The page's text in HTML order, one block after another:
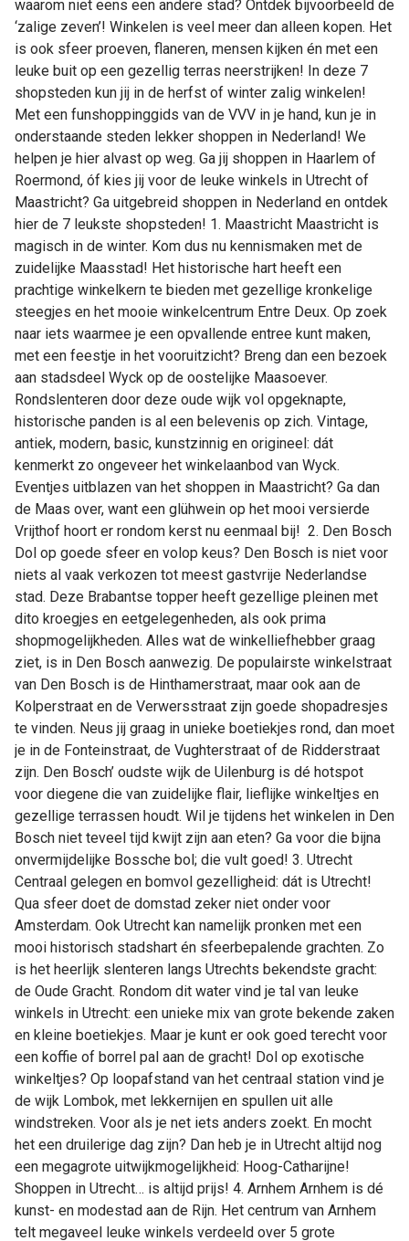
waarom niet eens een andere stad? Ontdek bijvoorbeeld de
‘zalige zeven’! Winkelen is veel meer dan alleen kopen. Het
is ook sfeer proeven, flaneren, mensen kijken én met een
leuke buit op een gezellig terras neerstrijken! In deze 7
shopsteden kun jij in de herfst of winter zalig winkelen!
Met een funshoppinggids van de VVV in je hand, kun je in
onderstaande steden lekker shoppen in Nederland! We
helpen je hier alvast op weg. Ga jij shoppen in Haarlem of
Roermond, óf kies jij voor de leuke winkels in Utrecht of
Maastricht? Ga uitgebreid shoppen in Nederland en ontdek
hier de 7 leukste shopsteden! 1. Maastricht Maastricht is
magisch in de winter. Kom dus nu kennismaken met de
zuidelijke Maasstad! Het historische hart heeft een
prachtige winkelkern te bieden met gezellige kronkelige
steegjes en het mooie winkelcentrum Entre Deux. Op zoek
naar iets waarmee je een opvallende entree kunt maken,
met een feestje in het vooruitzicht? Breng dan een bezoek
aan stadsdeel Wyck op de oostelijke Maasoever.
Rondslenteren door deze oude wijk vol opgeknapte,
historische panden is al een belevenis op zich. Vintage,
antiek, modern, basic, kunstzinnig en origineel: dát
kenmerkt zo ongeveer het winkelaanbod van Wyck.
Eventjes uitblazen van het shoppen in Maastricht? Ga dan
de Maas over, want een glühwein op het mooi versierde
Vrijthof hoort er rondom kerst nu eenmaal bij! 2. Den Bosch
Dol op goede sfeer en volop keus? Den Bosch is niet voor
niets al vaak verkozen tot meest gastvrije Nederlandse
stad. Deze Brabantse topper heeft gezellige pleinen met
dito kroegjes en eetgelegenheden, als ook prima
shopmogelijkheden. Alles wat de winkelliefhebber graag
ziet, is in Den Bosch aanwezig. De populairste winkelstraat
van Den Bosch is de Hinthamerstraat, maar ook aan de
Kolperstraat en de Verwersstraat zijn goede shopadresjes
te vinden. Neus jij graag in unieke boetiekjes rond, dan moet
je in de Fonteinstraat, de Vughterstraat of de Ridderstraat
zijn. Den Bosch’ oudste wijk de Uilenburg is dé hotspot
voor diegene die van zuidelijke flair, lieflijke winkeltjes en
gezellige terrassen houdt. Wil je tijdens het winkelen in Den
Bosch niet teveel tijd kwijt zijn aan eten? Ga voor die bijna
onvermijdelijke Bossche bol; die vult goed! 3. Utrecht
Centraal gelegen en bomvol gezelligheid: dát is Utrecht!
Qua sfeer doet de domstad zeker niet onder voor
Amsterdam. Ook Utrecht kan namelijk pronken met een
mooi historisch stadshart én sfeerbepalende grachten. Zo
is het heerlijk slenteren langs Utrechts bekendste gracht:
de Oude Gracht. Rondom dit water vind je tal van leuke
winkels in Utrecht: een unieke mix van grote bekende zaken
en kleine boetiekjes. Maar je kunt er ook goed terecht voor
een koffie of borrel pal aan de gracht! Dol op exotische
winkeltjes? Op loopafstand van het centraal station vind je
de wijk Lombok, met lekkernijen en spullen uit alle
windstreken. Voor als je net iets anders zoekt. En mocht
het een druilerige dag zijn? Dan heb je in Utrecht altijd nog
een megagrote uitwijkmogelijkheid: Hoog-Catharijne!
Shoppen in Utrecht… is altijd prijs! 4. Arnhem Arnhem is dé
kunst- en modestad aan de Rijn. Het centrum van Arnhem
telt megaveel leuke winkels verdeeld over 5 grote
shopsteden
van
Nederland!